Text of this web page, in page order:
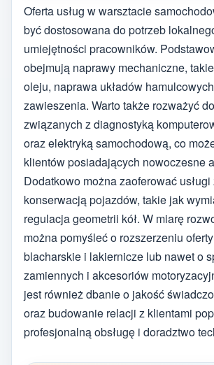
Oferta usług w warsztacie
być dostosowana do potrzeb
umiejętności pracowników.
obejmują naprawy mechaniczne,
oleju, naprawa układów
zawieszenia. Warto także rozważyć
związanych z diagnostyką
oraz elektryką samochodową, co
klientów posiadających nowoczesne
Dodatkowo można zaoferować
konserwacją pojazdów, takie jak
regulacja geometrii kół. W miarę
można pomyśleć o rozszerzeniu
blacharskie i lakiernicze lub nawet o
zamiennych i akcesoriów
jest również dbanie o jakość
oraz budowanie relacji z klientami
profesjonalną obsługę i doradztwo